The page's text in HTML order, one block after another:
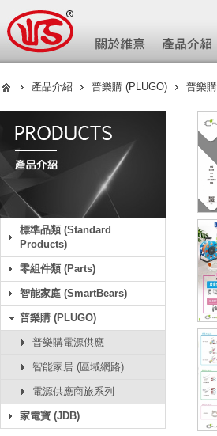
產品介紹 普樂購 (PLUGO) 普樂
標準品類 (Standard
Products)
零組件類 (Parts)
智能家庭 (SmartBears)
普樂購 (PLUGO)
普樂購電源供應
智能家居 (區域網路)
電源供應商旅系列
家電寶 (JDB)